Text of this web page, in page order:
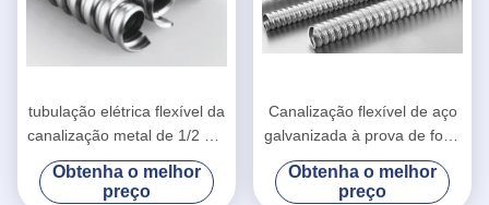
tubulação elétrica flexível da
canalização metal de 1/2 do”
para o equipamento do
metro do trilho de alta
Obtenha o melhor
preço
Canalização flexível de aço
galvanizada à prova de fogo
do mergulho quente
mangueira flexível de 1
Obtenha o melhor
preço